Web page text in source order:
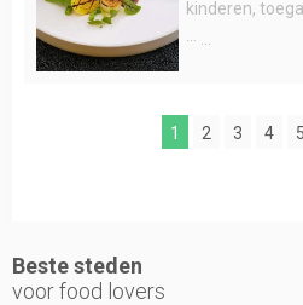
kinderen
1 2 3 4 5
Beste steden
voor food lovers